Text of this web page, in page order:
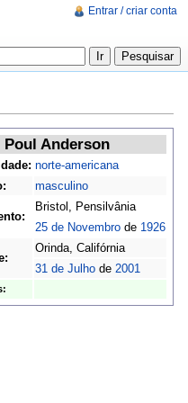
Poul Anderson
norte-americana
masculino
Bristol, Pensilvânia
25 de Novembro de 1926
Orinda, Califórnia
31 de Julho de 2001
Entrar / criar conta